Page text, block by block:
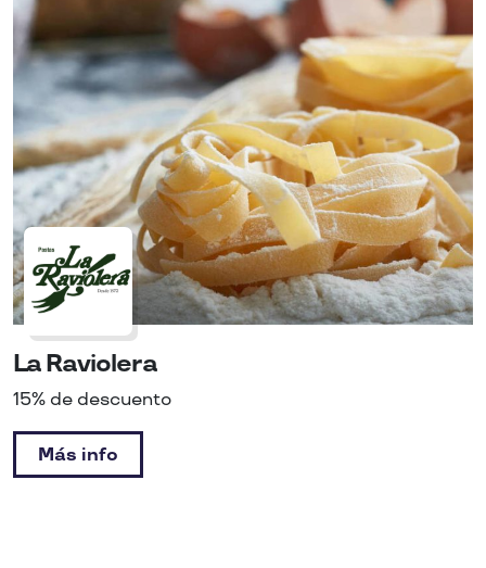
La Raviolera
15% de descuento
Más info